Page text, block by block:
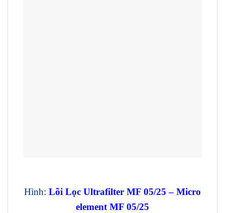
Hình: Lõi Lọc Ultrafilter MF 05/25 – Micro
element MF 05/25